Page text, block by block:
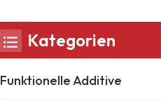
Kategorien
Funktionelle Additive